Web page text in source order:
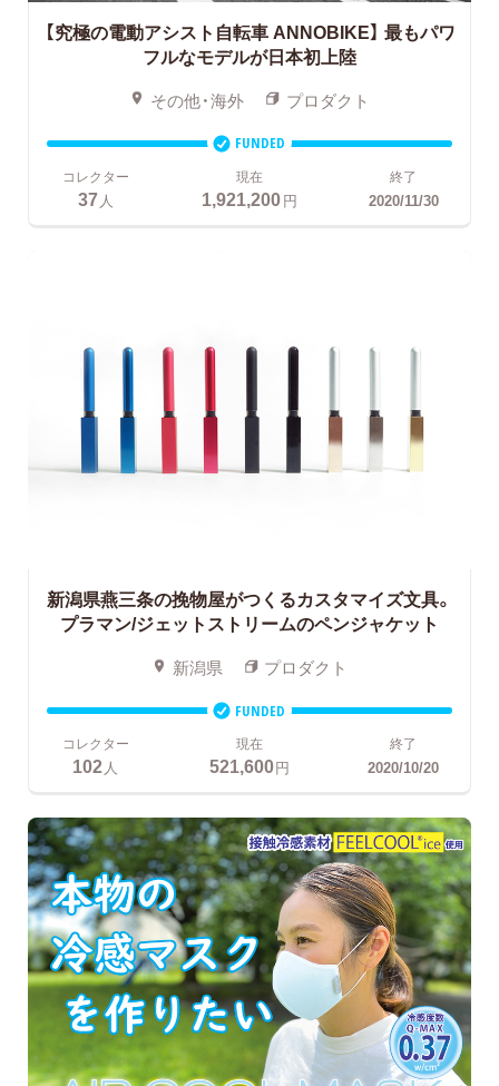
【究極の電動アシスト自転車 ANNOBIKE】 最もパワ
フルなモデルが日本初上陸
その他・海外 プロダクト
FUNDED
コレクター
37 人
現在
1,921,200円
終了
2020/11/30
新潟県燕三条の挽物屋がつくるカスタマイズ文具。
プラマン/ジェットストリームのペンジャケット
新潟県 プロダクト
FUNDED
コレクター
102人
現在
521,600円
終了
2020/10/20